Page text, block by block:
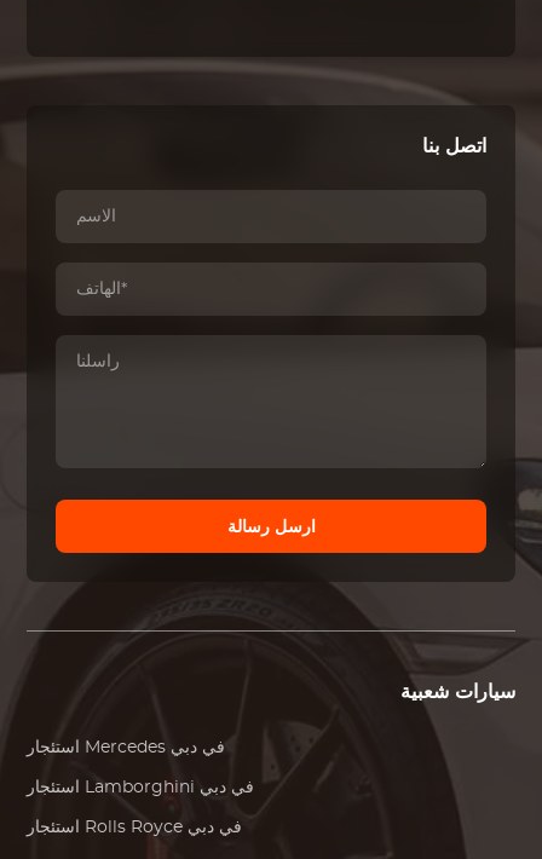
اتصل بنا
ارسل رسالة
سيارات شعبية
Mercedes في دبي
Lamborghini في دبي
Rolls Royce في دبي